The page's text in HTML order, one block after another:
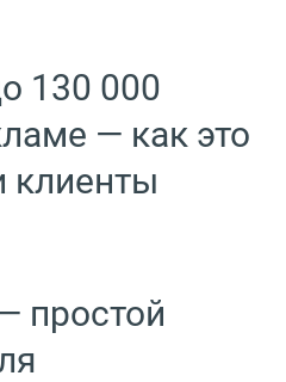
130 000
— как это
клиенты
простой